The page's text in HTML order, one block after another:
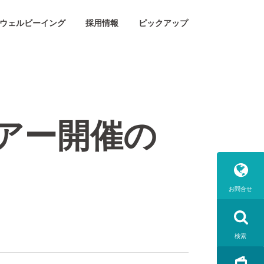
ウェルビーイング 採用情報 ピックアップ
お問合せ
検索
ー開催の